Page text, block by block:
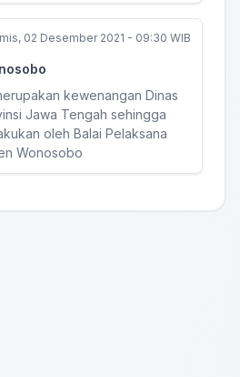
02 Desember 2021 - 09:30 WIB
kewenangan Dinas
Jawa Tengah sehingga
oleh Balai Pelaksana
Wonosobo